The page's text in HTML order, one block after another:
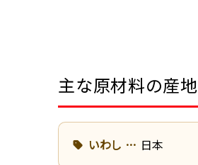
主な原材料の産地
いわし 日本